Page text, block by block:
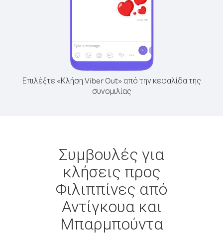
Επιλέξτε «Κλήση Viber Out» από την κεφαλίδα της
συνομιλίας
Συμβουλές για
κλήσεις προς
Φιλιππίνες από
Αντίγκουα και
Μπαρμπούντα